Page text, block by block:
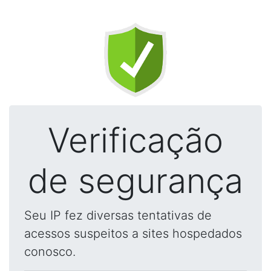
Verificação
de segurança
Seu IP fez diversas tentativas de
acessos suspeitos a sites hospedados
conosco.